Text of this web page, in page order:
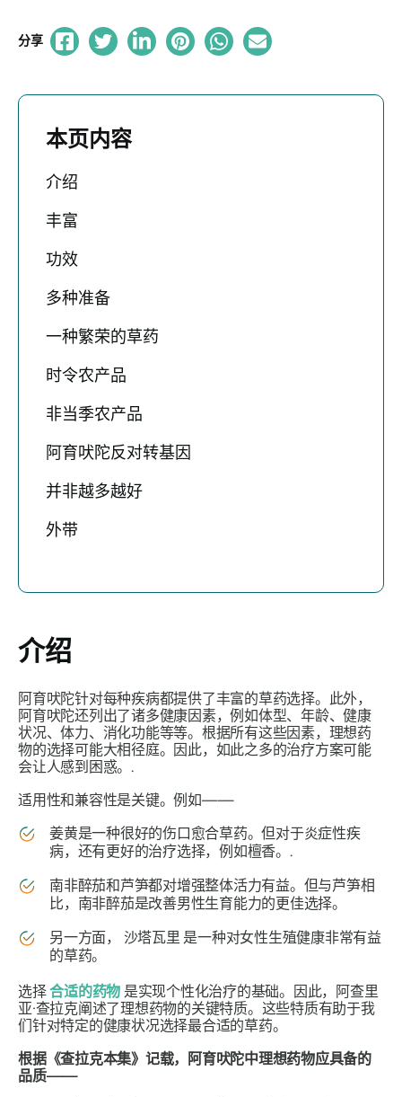
分享
本页内容
介绍
丰富
功效
多种准备
一种繁荣的草药
时令农产品
非当季农产品
阿育吠陀反对转基因
并非越多越好
外带
介绍
阿育吠陀针对每种疾病都提供了丰富的草药选择。此外，
阿育吠陀还列出了诸多健康因素，例如体型、年龄、健康
状况、体力、消化功能等等。根据所有这些因素，理想药
物的选择可能大相径庭。因此，如此之多的治疗方案可能
会让人感到困惑。.
适用性和兼容性是关键。例如——
姜黄是一种很好的伤口愈合草药。但对于炎症性疾
病，还有更好的治疗选择，例如檀香。.
南非醉茄和芦笋都对增强整体活力有益。但与芦笋相
比， 南非醉茄是改善男性生育能力的更佳选择。
另一方面， 沙塔瓦里 是一种对女性生殖健康非常有益
的草药。
选择合适的药物 是实现个性化治疗的基础。因此，阿查里
亚·查拉克阐述了理想药物的关键特质。这些特质有助于我
们针对特定的健康状况选择最合适的草药。
根据《查拉克本集》记载，阿育吠陀中理想药物应具备的
品质——